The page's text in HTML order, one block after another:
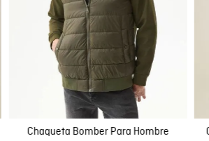
Chaqueta Bomber Para Hombre